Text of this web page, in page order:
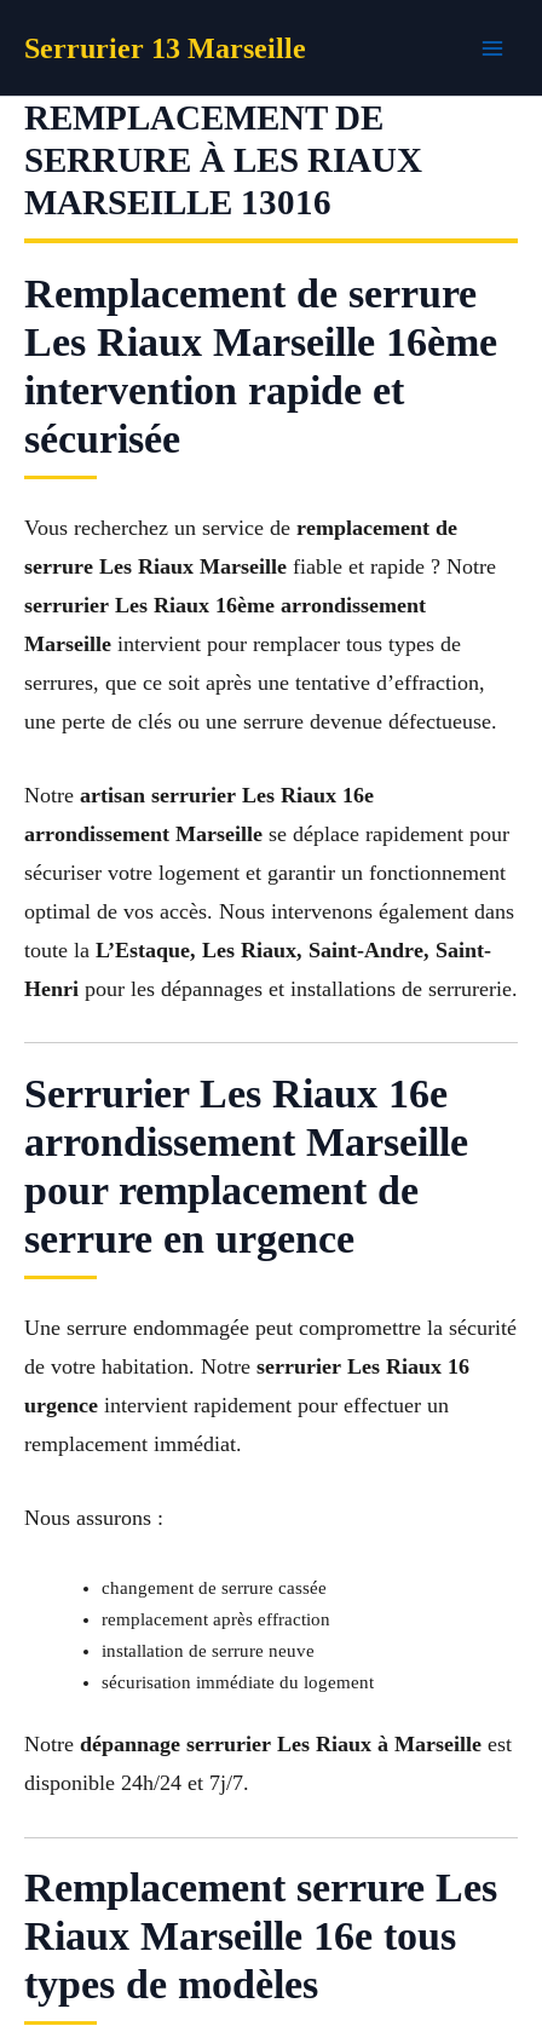
Serrurier 13 Marseille
REMPLACEMENT DE
SERRURE À LES RIAUX
MARSEILLE 13016
Remplacement de serrure
Les Riaux Marseille 16ème
intervention rapide et
sécurisée
Vous recherchez un service de remplacement de
serrure Les Riaux Marseille fiable et rapide ? Notre
serrurier Les Riaux 16ème arrondissement
Marseille intervient pour remplacer tous types de
serrures, que ce soit après une tentative d’effraction,
une perte de clés ou une serrure devenue défectueuse.
Notre artisan serrurier Les Riaux 16e
arrondissement Marseille se déplace rapidement pour
sécuriser votre logement et garantir un fonctionnement
optimal de vos accès. Nous intervenons également dans
toute la L’Estaque, Les Riaux, Saint-Andre, Saint-
Henri pour les dépannages et installations de serrurerie.
Serrurier Les Riaux 16e
arrondissement Marseille
pour remplacement de
serrure en urgence
Une serrure endommagée peut compromettre la sécurité
de votre habitation. Notre serrurier Les Riaux 16
urgence intervient rapidement pour effectuer un
remplacement immédiat.
Nous assurons :
changement de serrure cassée
remplacement après effraction
installation de serrure neuve
sécurisation immédiate du logement
Notre dépannage serrurier Les Riaux à Marseille est
disponible 24h/24 et 7j/7.
Remplacement serrure Les
Riaux Marseille 16e tous
types de modèles